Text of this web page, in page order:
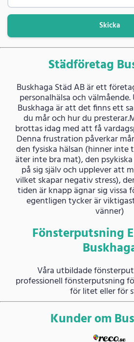
Skicka
Städföretag
Buskhaga Städ AB är ett
personalhälsa och
Buskhaga är att det finns ett
du mår och hur du
brottas idag med att få
Denna frustration påverkar
den fysiska hälsan (hinner inte
äter inte bra mat), den
på sig själv och upplever att
vilket skapar negativ stress),
tiden är knapp ägnar sig vissa
egentligen tycker är
vänner)
Fönsterputsning
Våra utbildade
professionell fönsterputsning
för litet eller för
Kunder om